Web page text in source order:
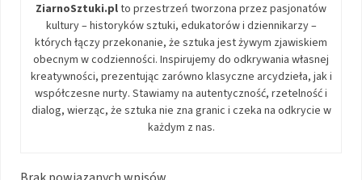
ZiarnoSztuki.plto przestrzeń tworzona przez pasjonatów
kultury – historyków sztuki, edukatorów i dziennikarzy –
których łączy przekonanie, że sztuka jest żywym zjawiskiem
obecnym w codzienności. Inspirujemy do odkrywania własnej
kreatywności, prezentując zarówno klasyczne arcydzieła, jak i
współczesne nurty. Stawiamy na autentyczność, rzetelność i
dialog, wierząc, że sztuka nie zna granic i czeka na odkrycie w
każdym z nas.